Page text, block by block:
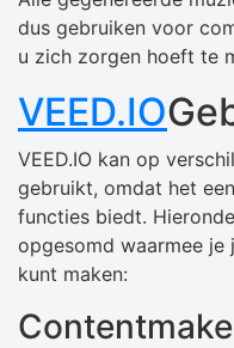
dus gebruiken voor
u zich zorgen hoeft te
VEED.IO
VEED.IO kan op
gebruikt, omdat het
functies biedt.
opgesomd waarmee
kunt maken: